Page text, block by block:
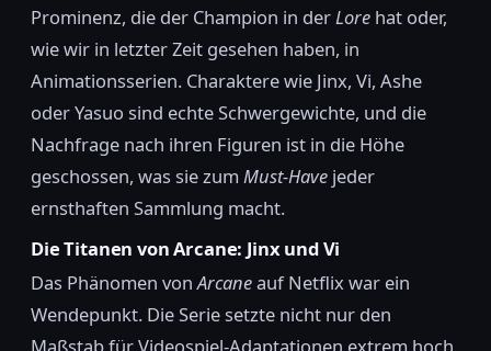
Prominenz, die der Champion in derLore hat oder,
wie wir in letzter Zeit gesehen haben, in
Animationsserien. Charaktere wie Jinx, Vi, Ashe
oder Yasuo sind echte Schwergewichte, und die
Nachfrage nach ihren Figuren ist in die Höhe
geschossen, was sie zum Must-Have jeder
ernsthaften Sammlung macht.
Die Titanen von Arcane: Jinx und Vi
Das Phänomen vonArcaneauf Netflix war ein
Wendepunkt. Die Serie setzte nicht nur den
Maßstab für Videospiel-Adaptationen extrem hoch,